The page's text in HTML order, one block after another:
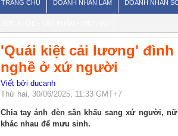
TRANG CHỦ DOANH NHÂN LÀM DOANH NHÂN
'Quái kiệt cải lương' đình
nghề ở xứ người
Viết bởi ducanh
Thứ hai, 30/06/2025, 11:33 GMT+7
Chia tay ánh đèn sân khấu sang xứ người,
khác nhau để mưu sinh.